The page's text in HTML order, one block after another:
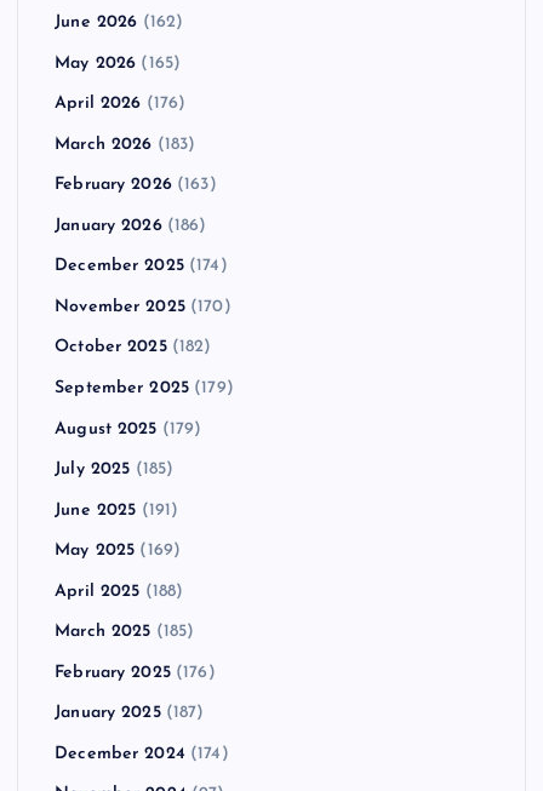
June 2026 (162)
May 2026 (165)
April 2026 (176)
March 2026 (183)
February 2026(163)
January 2026(186)
December 2025(174)
November 2025(170)
October 2025(182)
September 2025 (179)
August 2025 (179)
July 2025 (185)
June 2025 (191)
May 2025 (169)
April 2025 (188)
March 2025 (185)
February 2025(176)
January 2025(187)
December 2024 (174)